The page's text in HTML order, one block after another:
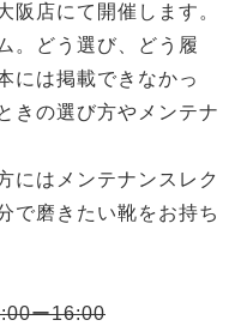
阪店にて開催します。
。どう選び、どう履
には掲載できなかっ
きの選び方やメンテナ
にはメンテナンスレク
で磨きたい靴をお持ち
ー16:00